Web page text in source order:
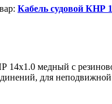
Кабель судовой КНР
14x1.0 медный с
для